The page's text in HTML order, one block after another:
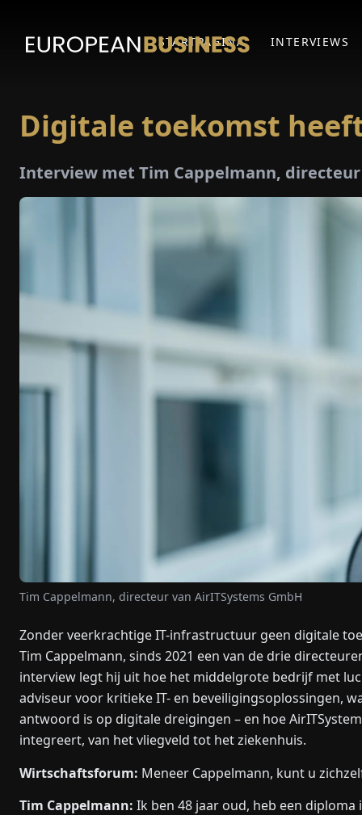
STARTPAGINA INTERVIEWS
Digitale toekomst
Interview met Tim Cappelmann, directeur
Tim Cappelmann, directeur van AirITSystems GmbH
Zonder veerkrachtige IT-infrastructuur geen digitale
Tim Cappelmann, sinds 2021 een van de drie
interview legt hij uit hoe het middelgrote bedrijf met
adviseur voor kritieke IT- en beveiligingsoplossingen,
antwoord is op digitale dreigingen – en hoe
integreert, van het vliegveld tot het ziekenhuis.
Wirtschaftsforum: Meneer Cappelmann, kunt u
Tim Cappelmann: Ik ben 48 jaar oud, heb een